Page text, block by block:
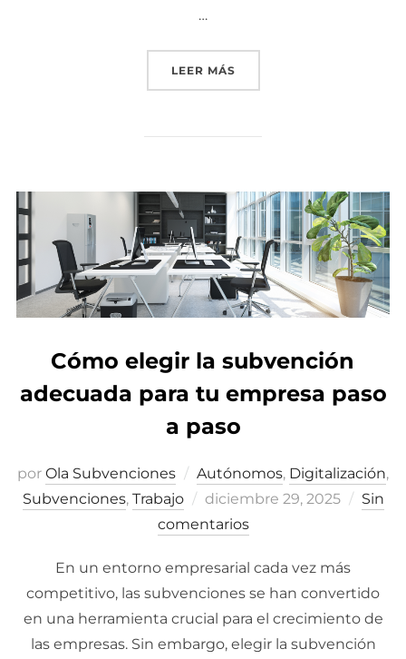
…
LEER MÁS
Cómo elegir la subvención
adecuada para tu empresa paso
a paso
por Ola Subvenciones Autónomos, Digitalización,
Subvenciones, Trabajo
Publicado
el
diciembre 29, 2025
Sin
comentarios
En un entorno empresarial cada vez más
competitivo, las subvenciones se han convertido
en una herramienta crucial para el crecimiento de
las empresas. Sin embargo, elegir la subvención